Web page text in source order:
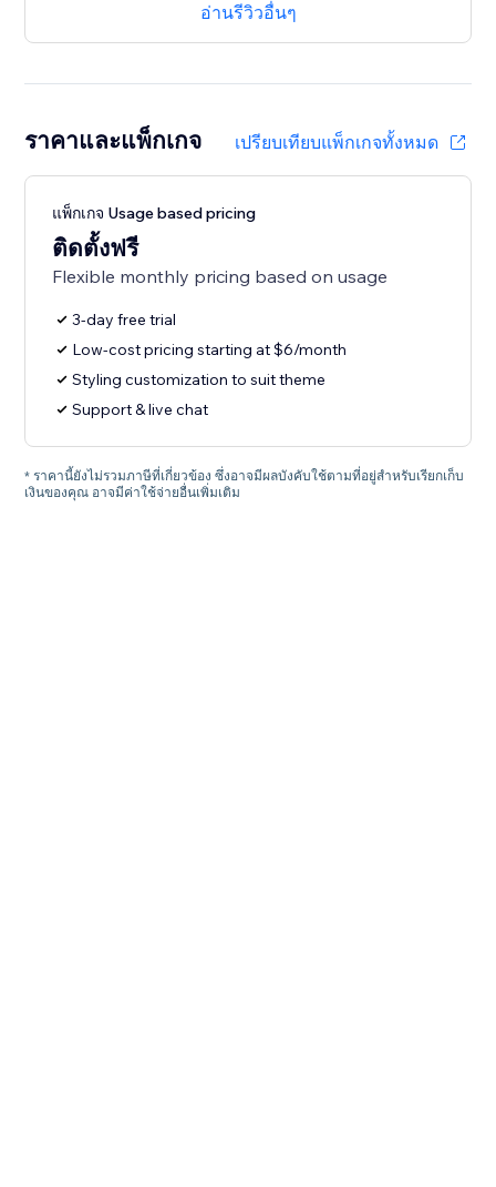
อ่านรีวิวอื่นๆ
ราคาและแพ็กเกจ เปรียบเทียบแพ็กเกจทั้งหมด
แพ็กเกจ Usage based pricing
ติดตั้งฟรี
Flexible monthly pricing based on usage
3-day free trial
Low-cost pricing starting at $6/month
Styling customization to suit theme
Support & live chat
* ราคานี้ยังไม่รวมภาษีที่เกี่ยวข้อง ซึ่งอาจมีผลบังคับใช้ตามที่อยู่สำหรับเรียกเก็บ
เงินของคุณ อาจมีค่าใช้จ่ายอื่นเพิ่มเติม